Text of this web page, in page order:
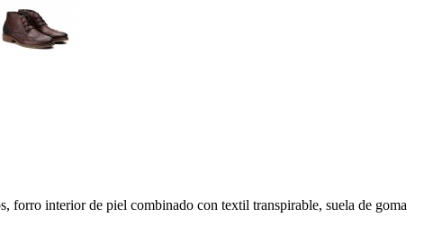
forro interior de piel combinado con textil transpirable, suela de goma